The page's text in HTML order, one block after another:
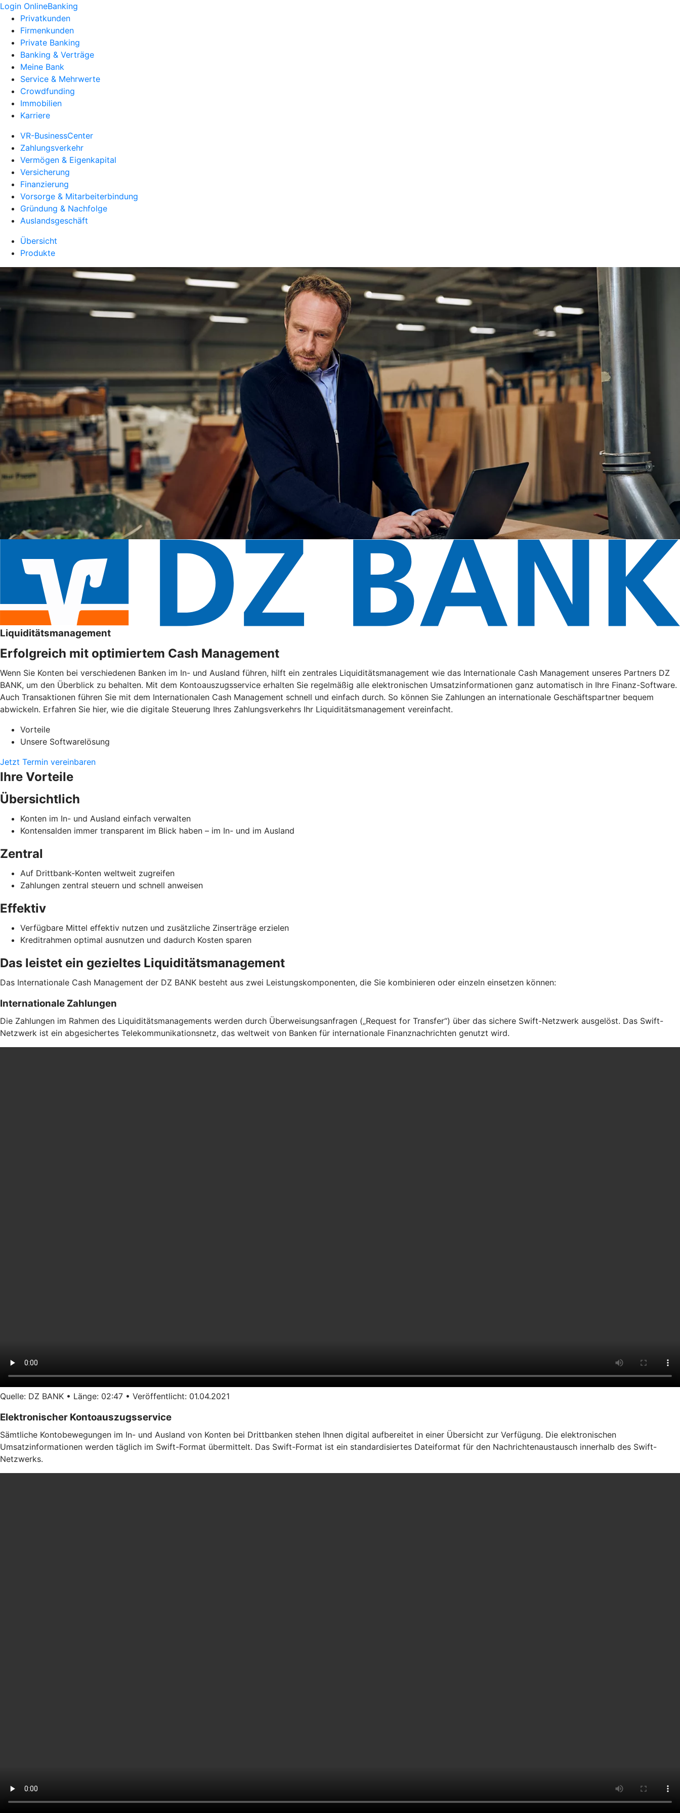
Login OnlineBanking
Privatkunden
Firmenkunden
Private Banking
Banking & Verträge
Meine Bank
Service & Mehrwerte
Crowdfunding
Immobilien
Karriere
VR-BusinessCenter
Zahlungsverkehr
Vermögen & Eigenkapital
Versicherung
Finanzierung
Vorsorge & Mitarbeiterbindung
Gründung & Nachfolge
Auslandsgeschäft
Übersicht
Produkte
Liquiditätsmanagement
Erfolgreich mit optimiertem Cash Management
Wenn Sie Konten bei verschiedenen Banken im In- und Ausland führen, hilft ein zentrales Liquiditätsmanagement wie das Internationale Cash Management unseres Partners DZ
BANK, um den Überblick zu behalten. Mit dem Kontoauszugsservice erhalten Sie regelmäßig alle elektronischen Umsatzinformationen ganz automatisch in Ihre Finanz-Software.
Auch Transaktionen führen Sie mit dem Internationalen Cash Management schnell und einfach durch. So können Sie Zahlungen an internationale Geschäftspartner bequem
abwickeln. Erfahren Sie hier, wie die digitale Steuerung Ihres Zahlungsverkehrs Ihr Liquiditätsmanagement vereinfacht.
Vorteile
Unsere Softwarelösung
Jetzt Termin vereinbaren
Ihre Vorteile
Übersichtlich
Konten im In- und Ausland einfach verwalten
Kontensalden immer transparent im Blick haben – im In- und im Ausland
Zentral
Auf Drittbank-Konten weltweit zugreifen
Zahlungen zentral steuern und schnell anweisen
Effektiv
Verfügbare Mittel effektiv nutzen und zusätzliche Zinserträge erzielen
Kreditrahmen optimal ausnutzen und dadurch Kosten sparen
Das leistet ein gezieltes Liquiditätsmanagement
Das Internationale Cash Management der DZ BANK besteht aus zwei Leistungskomponenten, die Sie kombinieren oder einzeln einsetzen können:
Internationale Zahlungen
Die Zahlungen im Rahmen des Liquiditätsmanagements werden durch Überweisungsanfragen („Request for Transfer“) über das sichere Swift-Netzwerk ausgelöst. Das Swift-
Netzwerk ist ein abgesichertes Telekommunikationsnetz, das weltweit von Banken für internationale Finanznachrichten genutzt wird.
Quelle: DZ BANK • Länge: 02:47 • Veröffentlicht: 01.04.2021
Elektronischer Kontoauszugsservice
Sämtliche Kontobewegungen im In- und Ausland von Konten bei Drittbanken stehen Ihnen digital aufbereitet in einer Übersicht zur Verfügung. Die elektronischen
Umsatzinformationen werden täglich im Swift-Format übermittelt. Das Swift-Format ist ein standardisiertes Dateiformat für den Nachrichtenaustausch innerhalb des Swift-
Netzwerks.